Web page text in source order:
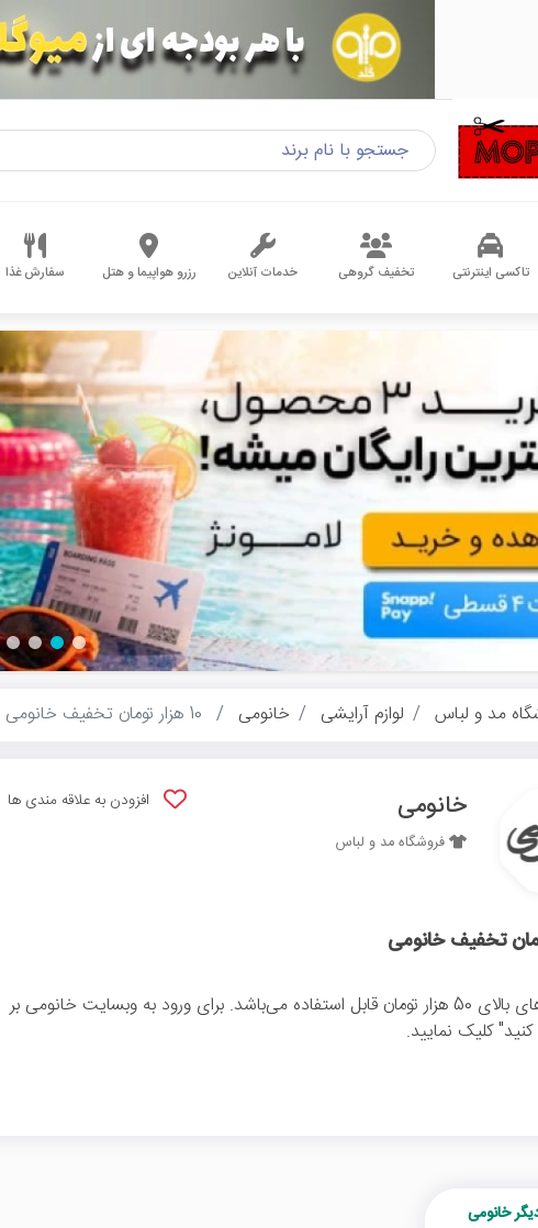
تاکسی اینترنتی تخفیف گروهی خدمات آنلاین رزرو هواپیما و هتل سفارش غذا
مد و لباس لوازم آرایشی خانومی
خانومی
فروشگاه مد و لباس
افزودن به علاقه مندی ها
برای خریدهای بالای 50 هزار تومان قابل استفاده می‌باشد. برای ورود به وبسایت خانومی بر
کلیک نمایید.
خانومی